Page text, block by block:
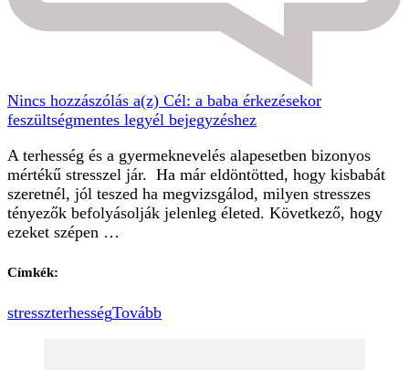
Nincs hozzászólás a(z) Cél: a baba érkezésekor
feszültségmentes legyél bejegyzéshez
A terhesség és a gyermeknevelés alapesetben bizonyos
mértékű stresszel jár. Ha már eldöntötted, hogy kisbabát
szeretnél, jól teszed ha megvizsgálod, milyen stresszes
tényezők befolyásolják jelenleg életed. Következő, hogy
ezeket szépen …
Címkék:
stresszterhességTovább